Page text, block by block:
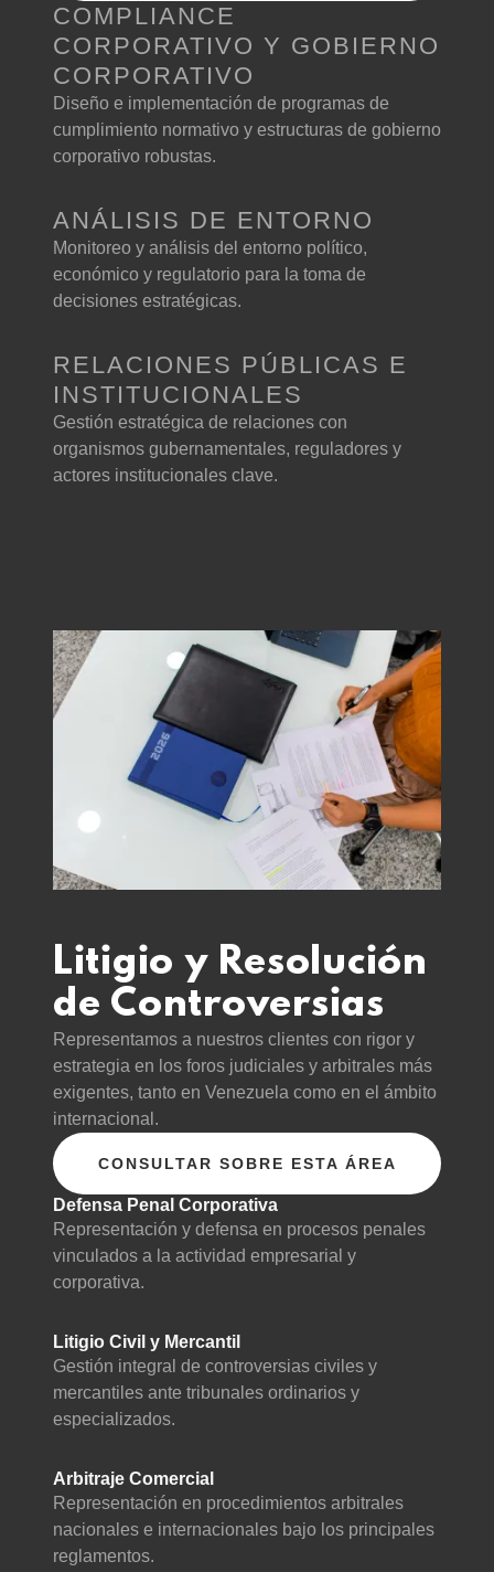
COMPLIANCE
CORPORATIVO Y GOBIERNO
CORPORATIVO
Diseño e implementación de programas de
cumplimiento normativo y estructuras de gobierno
corporativo robustas.
ANÁLISIS DE ENTORNO
Monitoreo y análisis del entorno político,
económico y regulatorio para la toma de
decisiones estratégicas.
RELACIONES PÚBLICAS E
INSTITUCIONALES
Gestión estratégica de relaciones con
organismos gubernamentales, reguladores y
actores institucionales clave.
Litigio y Resolución
de Controversias
Representamos a nuestros clientes con rigor y
estrategia en los foros judiciales y arbitrales más
exigentes, tanto en Venezuela como en el ámbito
internacional.
CONSULTAR SOBRE ESTA ÁREA
Defensa Penal Corporativa
Representación y defensa en procesos penales
vinculados a la actividad empresarial y
corporativa.
Litigio Civil y Mercantil
Gestión integral de controversias civiles y
mercantiles ante tribunales ordinarios y
especializados.
Arbitraje Comercial
Representación en procedimientos arbitrales
nacionales e internacionales bajo los principales
reglamentos.